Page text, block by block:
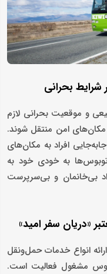
شرایط بحرانی
و موقعیت بحرانی لازم
مکان‌های امن منتقل شوند.
افراد به مکان‌های
به خودی خود به
بی‌خانمان و بی‌سرپرست
«دریان سفر امید»
انواع خدمات حمل‌ونقل
مشغول فعالیت است.